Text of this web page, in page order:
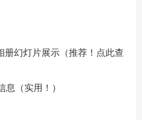
册幻灯片展示（推荐！点此查
息（实用！）